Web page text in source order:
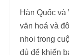
Hàn Quốc và
văn hoá và
nhoi trong
đủ để khiến